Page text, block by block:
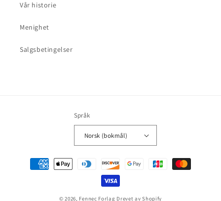
Vår historie
Menighet
Salgsbetingelser
Språk
Norsk (bokmål)
Betalingsmåter
© 2026, Fennec Forlag Drevet av Shopify